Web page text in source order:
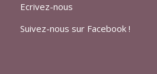
Ecrivez-nous
Suivez-nous sur Facebook !